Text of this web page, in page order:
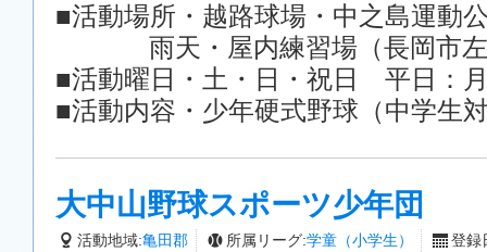
■活動場所・越路球場・中之島運動
雨天・屋内練習場（長岡市左
■活動曜日・土・日・祝日 平日：
■活動内容・少年硬式野球（中学生
大中山野球スポーツ少年団
活動地域:亀田郡 所属リーグ:学童（小学生） 登録